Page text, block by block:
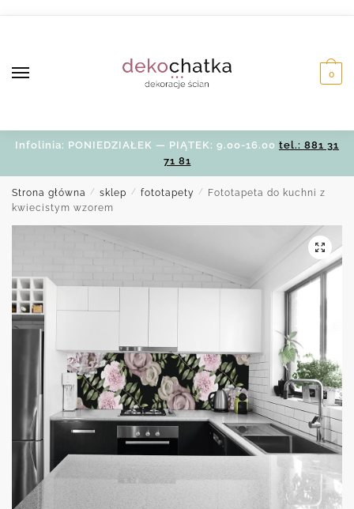
0
Infolinia: PONIEDZIAŁEK — PIĄTEK: 9.00-16.00 tel.: 881 31
71 81
Strona główna / sklep / fototapety /
Fototapeta do kuchni z
kwiecistym wzorem